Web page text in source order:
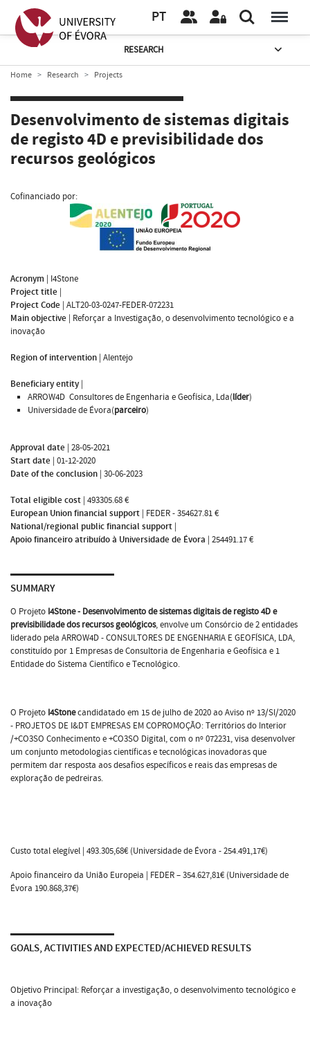
PT
RESEARCH
Home Research Projects
Desenvolvimento de sistemas digitais
de registo 4D e previsibilidade dos
recursos geológicos
Cofinanciado por:
Acronym | I4Stone
Project title |
Project Code | ALT20-03-0247-FEDER-072231
Main objective | Reforçar a Investigação, o desenvolvimento tecnológico e a
inovação
Region of intervention | Alentejo
Beneficiary entity|
ARROW4D  Consultores de Engenharia e Geofísica, Lda(líder)
Universidade de Évora(parceiro)
Approval date | 28-05-2021
Start date | 01-12-2020
Date of the conclusion | 30-06-2023
Total eligible cost | 493305.68 €
European Union financial support | FEDER - 354627.81 €
National/regional public financial support |
Apoio financeiro atribuído à Universidade de Évora | 254491.17 €
SUMMARY
O Projeto I4Stone - Desenvolvimento de sistemas digitais de registo 4D e
previsibilidade dos recursos geológicos, envolve um Consórcio de 2 entidades
liderado pela ARROW4D - CONSULTORES DE ENGENHARIA E GEOFÍSICA, LDA,
constituído por 1 Empresas de Consultoria de Engenharia e Geofísica e 1
Entidade do Sistema Científico e Tecnológico.
O Projeto I4Stonecandidatado em 15 de julho de 2020 ao Aviso nº 13/SI/2020
- PROJETOS DE I&DT EMPRESAS EM COPROMOÇÃO: Territórios do Interior
/+CO3SO Conhecimento e +CO3SO Digital, com o nº 072231, visa desenvolver
um conjunto metodologias científicas e tecnológicas inovadoras que
permitem dar resposta aos desafios específicos e reais das empresas de
exploração de pedreiras.
Custo total elegível | 493.305,68€ (Universidade de Évora - 254.491,17€)
Apoio financeiro da União Europeia | FEDER – 354.627,81€ (Universidade de
Évora 190.868,37€)
GOALS, ACTIVITIES AND EXPECTED/ACHIEVED RESULTS
Objetivo Principal: Reforçar a investigação, o desenvolvimento tecnológico e
a inovação